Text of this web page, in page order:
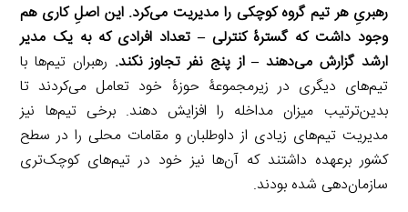
رهبریِ هر تیم گروه کوچکی را مدیریت می‌کرد. این اصلِ کاری هم
وجود داشت که گسترۀ کنترلی–تعداد افرادی که به یک مدیر
ارشد گزارش می‌دهند–از پنج نفر تجاوز نکند. رهبران تیم‌ها با
تیم‌های دیگری در زیرمجموعۀ حوزۀ خود تعامل می‌کردند تا
بدین‌ترتیب میزان مداخله را افزایش دهند. برخی تیم‌ها نیز
مدیریت تیم‌های زیادی از داوطلبان و مقامات محلی را در سطح
کشور برعهده داشتند که آن‌ها نیز خود در تیم‌های کوچک‌تری
سازمان‌دهی شده بودند.